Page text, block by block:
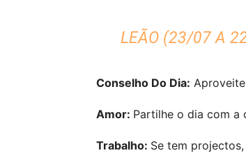
LEÃO (23/07 A
Conselho Do Dia:
Amor: Partilhe o dia com a
Trabalho: Se tem